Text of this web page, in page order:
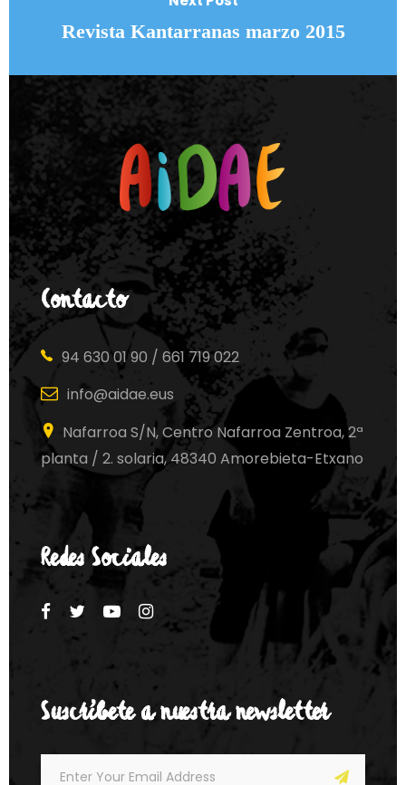
Revista Kantarranas marzo 2015
Contacto
94 630 01 90 / 661 719 022
info@aidae.eus
Nafarroa S/N, Centro Nafarroa Zentroa, 2ª
planta / 2. solaria, 48340 Amorebieta-Etxano
Redes Sociales
Suscríbete a nuestra newsletter